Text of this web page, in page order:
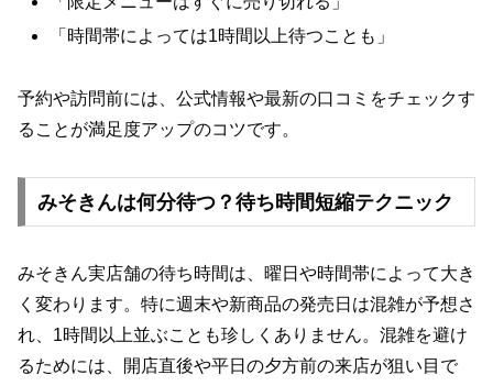
「時間帯によっては1時間以上待つことも」
予約や訪問前には、公式情報や最新の口コミをチェックす
ることが満足度アップのコツです。
みそきんは何分待つ？待ち時間短縮テクニック
みそきん実店舗の待ち時間は、曜日や時間帯によって大き
く変わります。特に週末や新商品の発売日は混雑が予想さ
れ、1時間以上並ぶことも珍しくありません。混雑を避け
るためには、開店直後や平日の夕方前の来店が狙い目で